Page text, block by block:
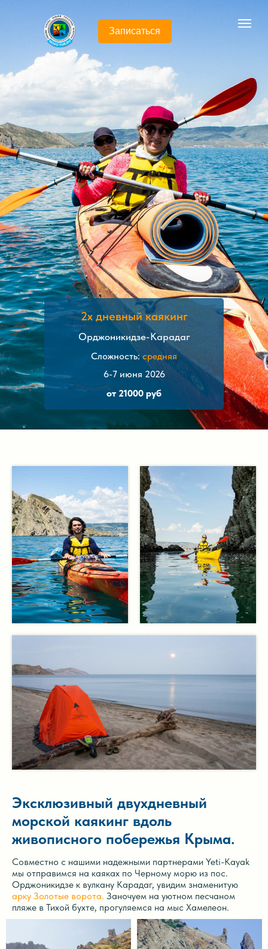
Записаться
2х дневный каякинг
Орджоникидзе-Карадаг
6-7 июня 2026
Сложность:средняя
от 21000 руб
Эксклюзивный двухдневный
морской каякинг вдоль
живописного побережья Крыма.
Совместно с нашими надежными партнерами Yeti-Kayak
мы отправимся на каяках по Черному морю из пос.
Орджоникидзе к вулкану Карадаг, увидим знаменитую
арку Золотые ворота. Заночуем на уютном песчаном
пляже в Тихой бухте, прогуляемся на мыс Хамелеон.